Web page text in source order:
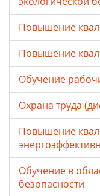
Повышение
Повышение
Обучение
Охрана труда
Повышение
Обучение в
безопасности